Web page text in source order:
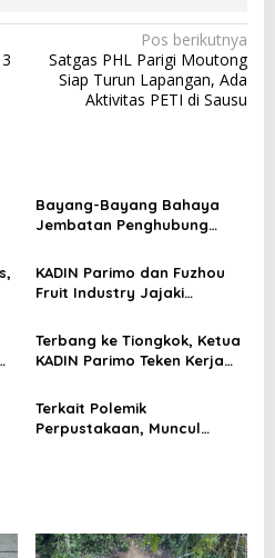
Pos berikutnya
Satgas PHL Parigi Moutong
Siap Turun Lapangan, Ada
Aktivitas PETI di Sausu
Bayang-Bayang Bahaya
Jembatan Penghubung
KADIN Parimo dan Fuzhou
Fruit Industry Jajaki
ke Pasar Tiongkok
Terbang ke Tiongkok, Ketua
KADIN Parimo Teken Kerja
Durian
Terkait Polemik
Perpustakaan, Muncul